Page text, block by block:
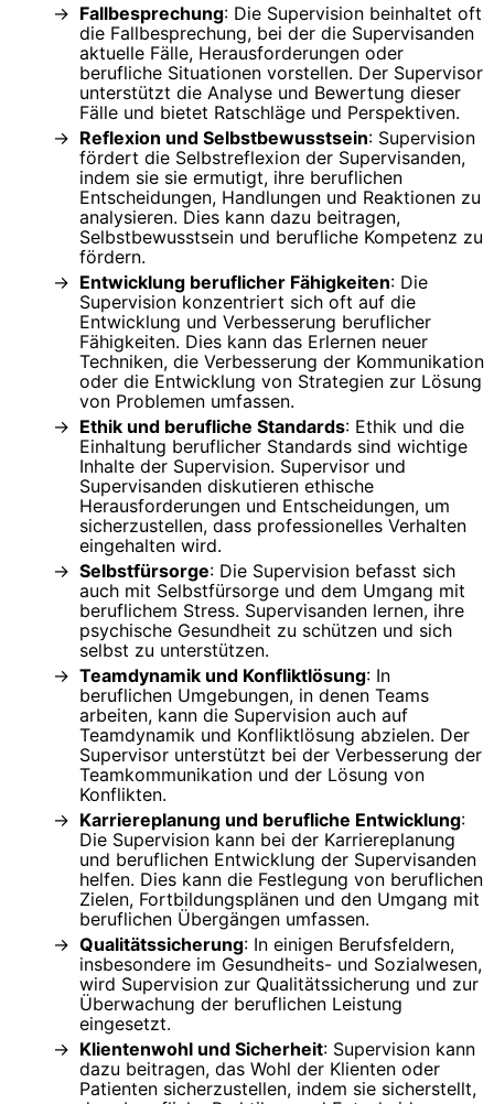
Fallbesprechung: Die Supervision beinhaltet oft
die Fallbesprechung, bei der die Supervisanden
aktuelle Fälle, Herausforderungen oder
berufliche Situationen vorstellen. Der Supervisor
unterstützt die Analyse und Bewertung dieser
Fälle und bietet Ratschläge und Perspektiven.
Reflexion und Selbstbewusstsein: Supervision
fördert die Selbstreflexion der Supervisanden,
indem sie sie ermutigt, ihre beruflichen
Entscheidungen, Handlungen und Reaktionen zu
analysieren. Dies kann dazu beitragen,
Selbstbewusstsein und berufliche Kompetenz zu
fördern.
Entwicklung beruflicher Fähigkeiten: Die
Supervision konzentriert sich oft auf die
Entwicklung und Verbesserung beruflicher
Fähigkeiten. Dies kann das Erlernen neuer
Techniken, die Verbesserung der Kommunikation
oder die Entwicklung von Strategien zur Lösung
von Problemen umfassen.
Ethik und berufliche Standards: Ethik und die
Einhaltung beruflicher Standards sind wichtige
Inhalte der Supervision. Supervisor und
Supervisanden diskutieren ethische
Herausforderungen und Entscheidungen, um
sicherzustellen, dass professionelles Verhalten
eingehalten wird.
Selbstfürsorge: Die Supervision befasst sich
auch mit Selbstfürsorge und dem Umgang mit
beruflichem Stress. Supervisanden lernen, ihre
psychische Gesundheit zu schützen und sich
selbst zu unterstützen.
Teamdynamik und Konfliktlösung: In
beruflichen Umgebungen, in denen Teams
arbeiten, kann die Supervision auch auf
Teamdynamik und Konfliktlösung abzielen. Der
Supervisor unterstützt bei der Verbesserung der
Teamkommunikation und der Lösung von
Konflikten.
Karriereplanung und berufliche Entwicklung:
Die Supervision kann bei der Karriereplanung
und beruflichen Entwicklung der Supervisanden
helfen. Dies kann die Festlegung von beruflichen
Zielen, Fortbildungsplänen und den Umgang mit
beruflichen Übergängen umfassen.
Qualitätssicherung: In einigen Berufsfeldern,
insbesondere im Gesundheits- und Sozialwesen,
wird Supervision zur Qualitätssicherung und zur
Überwachung der beruflichen Leistung
eingesetzt.
Klientenwohl und Sicherheit: Supervision kann
dazu beitragen, das Wohl der Klienten oder
Patienten sicherzustellen, indem sie sicherstellt,